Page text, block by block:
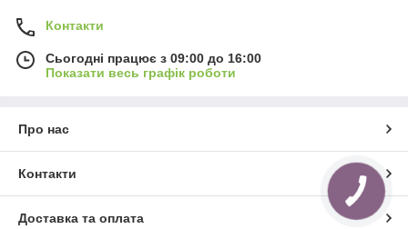
Контакти
Сьогодні працює з 09:00 до 16:00
Показати весь графік роботи
Про нас
Контакти
Доставка та оплата
КНОПКА
ЗВ'ЯЗКУ